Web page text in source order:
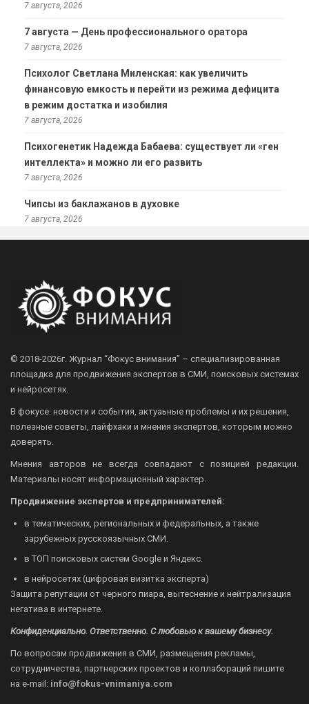
7 августа, 2026
7 августа — День профессионального оратора
7 августа, 2026
Психолог Светлана Миленская: как увеличить
финансовую емкость и перейти из режима дефицита
в режим достатка и изобилия
7 августа, 2026
Психогенетик Надежда Бабаева: существует ли «ген
интеллекта» и можно ли его развить
7 августа, 2026
Чипсы из баклажанов в духовке
7 августа, 2026
© 2018-2026г. Журнал “Фокус внимания” – специализированная
площадка для продвижения экспертов в СМИ, поисковых системах
и нейросетях.
В фокусе: новости и события, актуаьные проблемы и их решения,
полезные советы, лайфхаки и мнения экспертов, которым можно
доверять.
Мнения авторов не всегда совпадают с позицией редакции.
Материалы носят информационный характер.
Продвижение экспертов и предпринимателей:
в тематических, региональных и федеральных, а также
зарубежных русскоязычных СМИ.
в ТОП поисковых систем Google и Яндекс.
в нейросетях (цифровая визитка эксперта)
Защита репутации от черного пиара, вытеснение и нейтрализация
негатива в интернете.
Конфиденциально. Ответственно. С любовью к вашему бизнесу.
По вопросам продвижения в СМИ, размещения рекламы,
сотрудничества, партнерских проектов и коллабораций пишите
на e-mail: info@fokus-vnimaniya.com